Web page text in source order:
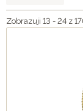
Zobrazuji 13 - 24 z